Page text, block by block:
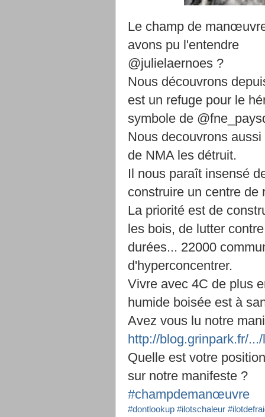
Le champ de
avons pu l'entendre
@julielaernoes ?
Nous découvrons
est un refuge pour le
symbole de
Nous decouvrons
de NMA les détruit.
Il nous paraît insensé
construire un centre de
La priorité est de
les bois, de lutter
durées... 22000
d'hyperconcentrer.
Vivre avec 4C de plus
humide boisée est à
Avez vous lu notre
http://blog.grinpark.fr/
Quelle est votre
sur notre manifeste ?
#champdemanœuvre
#dontlookup #ilotschaleur